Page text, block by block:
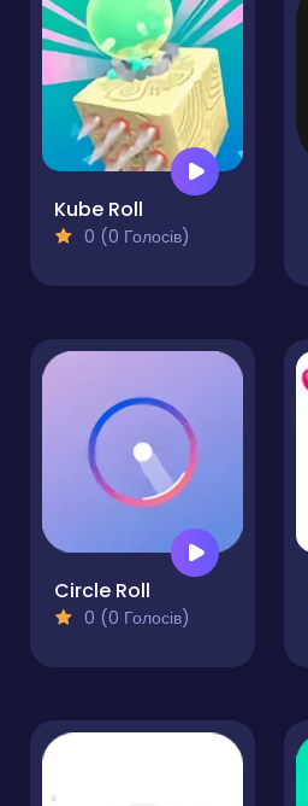
Kube Roll
0 (0 Голосів)
Circle Roll
0 (0 Голосів)